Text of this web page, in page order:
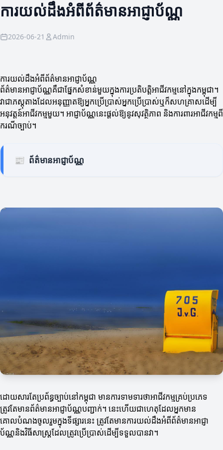
ការយល់ដឹងអំពីព័ត៌មានអាជ្ញាប័ណ្ណ
2026-06-21 Admin
ការយល់ដឹងអំពីព័ត៌មានអាជ្ញាប័ណ្ណ
ព័ត៌មានអាជ្ញាប័ណ្ណគឺជាផ្នែកសំខាន់មួយក្នុងការប្រតិបត្តិអាជីវកម្មនៅក្នុងកម្ពុជា។
វាជាភស្តុតាងដែលអនុញ្ញាតឱ្យអ្នកប្រើប្រាស់អ្នកប្រើប្រាស់ឬក៏សហគ្រាសដើម្បី
អនុវត្តន៍អាជីវកម្មមួយ។ អាជ្ញាប័ណ្ណនេះផ្ដល់ឱ្យនូវសុវត្ថិភាព និងការពារអាជីវកម្មពី
ករណីច្បាប់។
📰 ព័ត៌មានអាជ្ញាប័ណ្ណ
ដោយសារតែប្រព័ន្ធច្បាប់នៅកម្ពុជា មានការទាមទារថាអាជីវកម្មគ្រប់ប្រភេទ
ត្រូវតែមានព័ត៌មានអាជ្ញាប័ណ្ណបញ្ជាក់។ នេះហើយជាហេតុដែលអ្នកមាន
គោលបំណងចូលរួមក្នុងទីផ្សារនេះ ត្រូវតែមានការយល់ដឹងអំពីព័ត៌មានអាជ្ញា
ប័ណ្ណនិងវិធីសាស្ត្រដែលត្រូវប្រើប្រាស់ដើម្បីទទួលបានវា។